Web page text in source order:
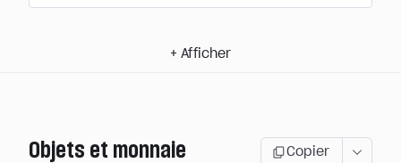
+ Afficher
Objets et monnaie
Copier